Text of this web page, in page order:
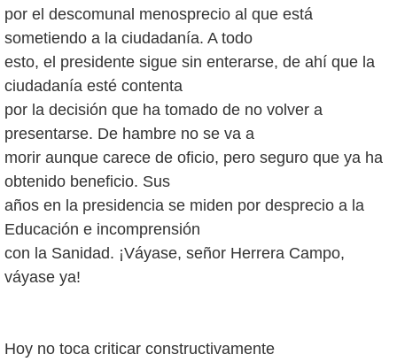
por el descomunal menosprecio al que está
sometiendo a la ciudadanía. A todo
esto, el presidente sigue sin enterarse, de ahí que la
ciudadanía esté contenta
por la decisión que ha tomado de no volver a
presentarse. De hambre no se va a
morir aunque carece de oficio, pero seguro que ya ha
obtenido beneficio. Sus
años en la presidencia se miden por desprecio a la
Educación e incomprensión
con la Sanidad. ¡Váyase, señor Herrera Campo,
váyase ya!
Hoy no toca criticar constructivamente